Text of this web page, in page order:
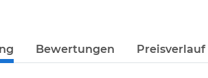
Bewertungen Preisverlauf